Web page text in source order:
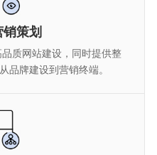
策划
质网站建设，同时提供整
品牌建设到营销终端。